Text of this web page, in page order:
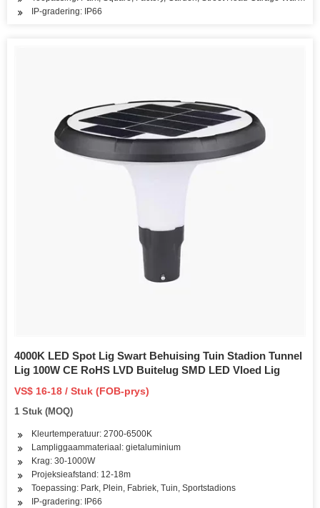
IP-gradering: IP66
4000K LED Spot Lig Swart Behuising Tuin Stadion Tunnel
Lig 100W CE RoHS LVD Buitelug SMD LED Vloed Lig
VS$ 16-18 / Stuk (FOB-prys)
1 Stuk (MOQ)
Kleurtemperatuur: 2700-6500K
Lampliggaammateriaal: gietaluminium
Krag: 30-1000W
Projeksieafstand: 12-18m
Toepassing: Park, Plein, Fabriek, Tuin, Sportstadions
IP-gradering: IP66